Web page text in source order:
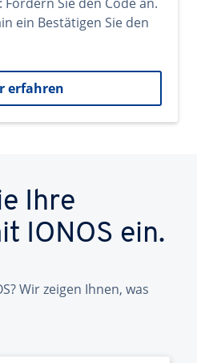
ein Bestätigen Sie den
erfahren
Ihre
IONOS ein.
Wir zeigen Ihnen, was